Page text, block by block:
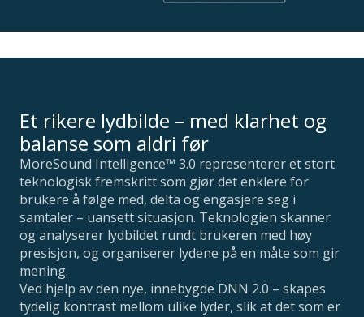
Et rikere lydbilde – med klarhet og
balanse som aldri før
MoreSound Intelligence™ 3.0 representerer et stort
teknologisk fremskritt som gjør det enklere for
brukere å følge med, delta og engasjere seg i
samtaler – uansett situasjon. Teknologien skanner
og analyserer lydbildet rundt brukeren med høy
presisjon, og organiserer lydene på en måte som gir
mening.
Ved hjelp av den nye, innebygde DNN 2.0 – skapes
tydelig kontrast mellom ulike lyder, slik at det som er